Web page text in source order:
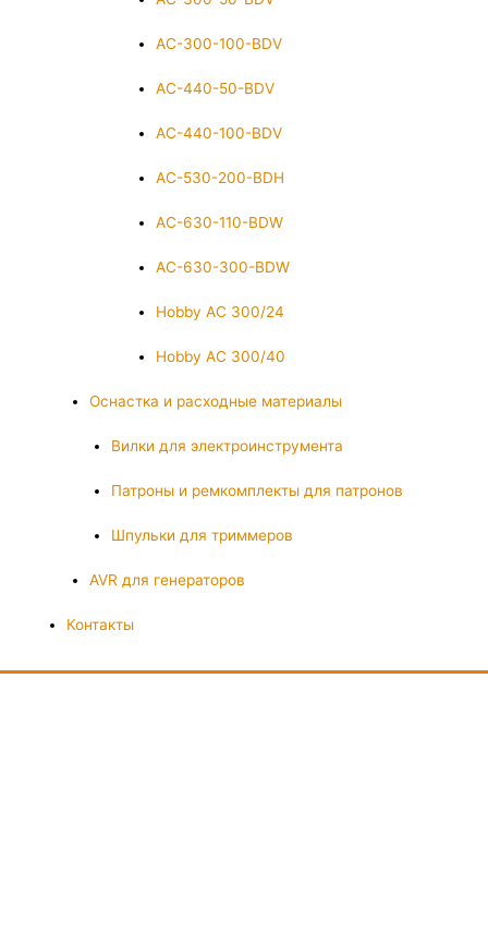
AC-300-100-BDV
AC-440-50-BDV
AC-440-100-BDV
AC-530-200-BDH
AC-630-110-BDW
AC-630-300-BDW
Hobby AC 300/24
Hobby AC 300/40
Оснастка и расходные материалы
Вилки для электроинструмента
Патроны и ремкомплекты для патронов
Шпульки для триммеров
AVR для генераторов
Контакты